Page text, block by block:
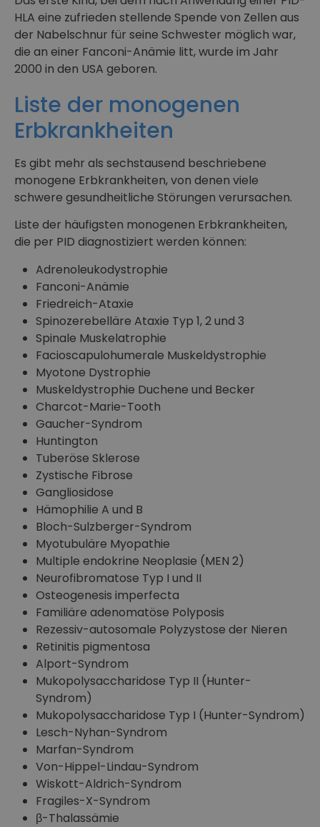
HLA eine zufrieden stellende Spende von Zellen aus
der Nabelschnur für seine Schwester möglich war,
die an einer Fanconi-Anämie litt, wurde im Jahr
2000 in den USA geboren.
Liste der monogenen
Erbkrankheiten
Es gibt mehr als sechstausend beschriebene
monogene Erbkrankheiten, von denen viele
schwere gesundheitliche Störungen verursachen.
Liste der häufigsten monogenen Erbkrankheiten,
die per PID diagnostiziert werden können:
Adrenoleukodystrophie
Fanconi-Anämie
Friedreich-Ataxie
Spinozerebelläre Ataxie Typ 1, 2 und 3
Spinale Muskelatrophie
Facioscapulohumerale Muskeldystrophie
Myotone Dystrophie
Muskeldystrophie Duchene und Becker
Charcot-Marie-Tooth
Gaucher-Syndrom
Huntington
Tuberöse Sklerose
Zystische Fibrose
Gangliosidose
Hämophilie A und B
Bloch-Sulzberger-Syndrom
Myotubuläre Myopathie
Multiple endokrine Neoplasie (MEN 2)
Neurofibromatose Typ I und II
Osteogenesis imperfecta
Familiäre adenomatöse Polyposis
Rezessiv-autosomale Polyzystose der Nieren
Retinitis pigmentosa
Alport-Syndrom
Mukopolysaccharidose Typ II (Hunter-
Syndrom)
Mukopolysaccharidose Typ I (Hunter-Syndrom)
Lesch-Nyhan-Syndrom
Marfan-Syndrom
Von-Hippel-Lindau-Syndrom
Wiskott-Aldrich-Syndrom
Fragiles-X-Syndrom
β-Thalassämie